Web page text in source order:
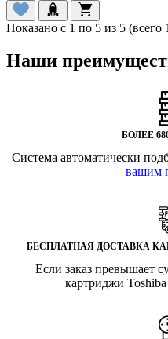
Показано с 1 по 5 из 5 (всего
Наши
БОЛЕЕ
Система автоматически
вашим
БЕСПЛАТНАЯ ДОСТАВКА
Если заказ превышает
картриджи